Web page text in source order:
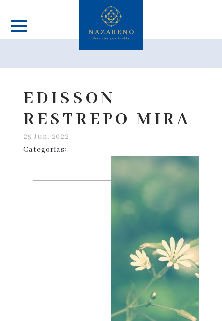
EDISSON
RESTREPO MIRA
25 Jun, 2022
Categorías: